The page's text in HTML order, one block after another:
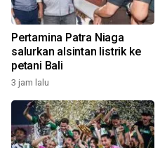
Pertamina Patra Niaga
salurkan alsintan listrik ke
petani Bali
3 jam lalu